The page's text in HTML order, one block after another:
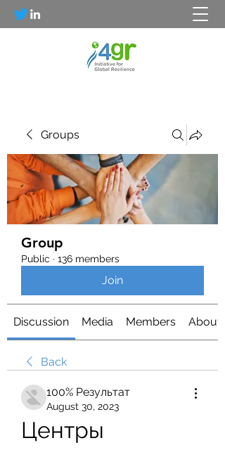
Groups
Group
Public · 136 members
Join
Discussion Media Members About
Back
100% Результат
August 30, 2023
Центры